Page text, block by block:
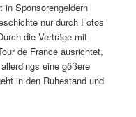
in Sponsorengeldern
nur durch Fotos
die Verträge mit
de France ausrichtet,
eine gößere
in den Ruhestand und